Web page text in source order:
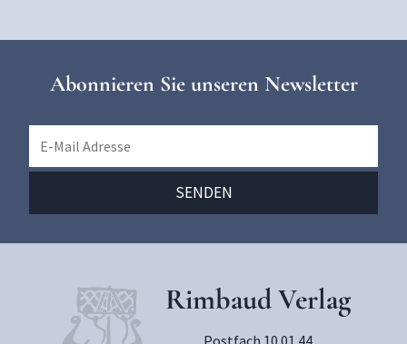
Abonnieren Sie unseren Newsletter
Rimbaud Verlag
Postfach 10 01 44